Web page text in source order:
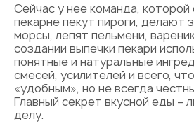
Сейчас у нее команда, которой
пекарне пекут пироги, делают
морсы, лепят пельмени,
создании выпечки пекари
понятные и натуральные
смесей, усилителей и всего,
«удобным», но не всегда
Главный секрет вкусной еды –
делу.